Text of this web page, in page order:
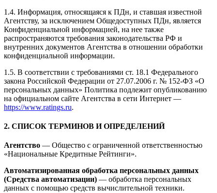
1.4. Информация, относящаяся к ПДн, и ставшая известной
Агентству, за исключением Общедоступных ПДн, является
Конфиденциальной информацией, на нее также
распространяются требования законодательства РФ и
внутренних документов Агентства в отношении обработки
конфиденциальной информации.
1.5. В соответствии с требованиями ст. 18.1 Федерального
закона Российской Федерации от 27.07.2006 г. № 152-ФЗ «О
персональных данных» Политика подлежит опубликованию
на официальном сайте Агентства в сети Интернет —
https://www.ratings.ru.
2. СПИСОК ТЕРМИНОВ И ОПРЕДЕЛЕНИЙ
Агентство — Общество с ограниченной ответственностью
«Национальные Кредитные Рейтинги».
Автоматизированная обработка персональных данных
(Средства автоматизации) — обработка персональных
данных с помощью средств вычислительной техники.